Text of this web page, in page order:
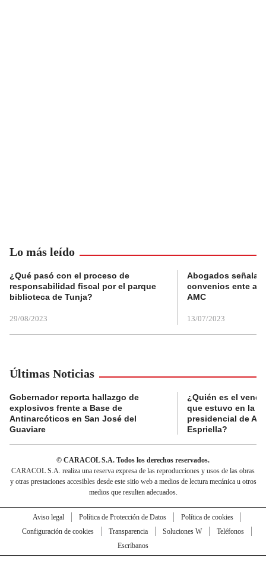
Lo más leído
¿Qué pasó con el proceso de
responsabilidad fiscal por el parque
biblioteca de Tunja?
29/08/2023
Abogados
convenios ente
AMC
13/07/2023
Últimas Noticias
Gobernador reporta hallazgo de
explosivos frente a Base de
Antinarcóticos en San José del
Guaviare
¿Quién es el
que estuvo en la
presidencial de
Espriella?
© CARACOL S.A. Todos los derechos reservados.
CARACOL S.A. realiza una reserva expresa de las reproducciones y usos de las obras
y otras prestaciones accesibles desde este sitio web a medios de lectura mecánica u otros
medios que resulten adecuados.
Aviso legal Política de Protección de Datos
Política de cookies
Configuración de cookies
Transparencia Soluciones W
Teléfonos
Escríbanos